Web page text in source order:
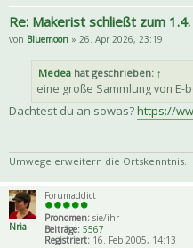
Re: Makerist schließt zum 1.4.
von Bluemoon » 26. Apr 2026, 23:19
Medea hat geschrieben: ↑
eine große Sammlung von E-
Dachtest du an sowas?https://
Umwege erweitern die Ortskenntnis.
Nria
Forumaddict
Pronomen: sie/ihr
Beiträge: 5567
Registriert: 16. Feb 2005, 14:13